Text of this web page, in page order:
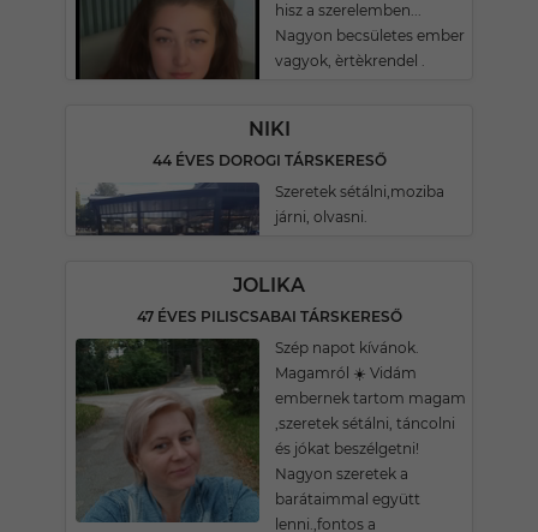
hisz a szerelemben...
Nagyon becsületes ember
vagyok, èrtèkrendel .
NIKI
44 ÉVES DOROGI TÁRSKERESŐ
Szeretek sétálni,moziba
járni, olvasni.
JOLIKA
47 ÉVES PILISCSABAI TÁRSKERESŐ
Szép napot kívánok.
Magamról ☀️ Vidám
embernek tartom magam
,szeretek sétálni, táncolni
és jókat beszélgetni!
Nagyon szeretek a
barátaimmal együtt
lenni.,fontos a